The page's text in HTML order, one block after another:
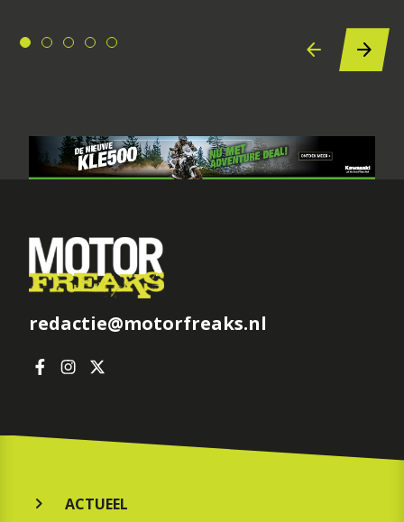
redactie@motorfreaks.nl
ACTUEEL